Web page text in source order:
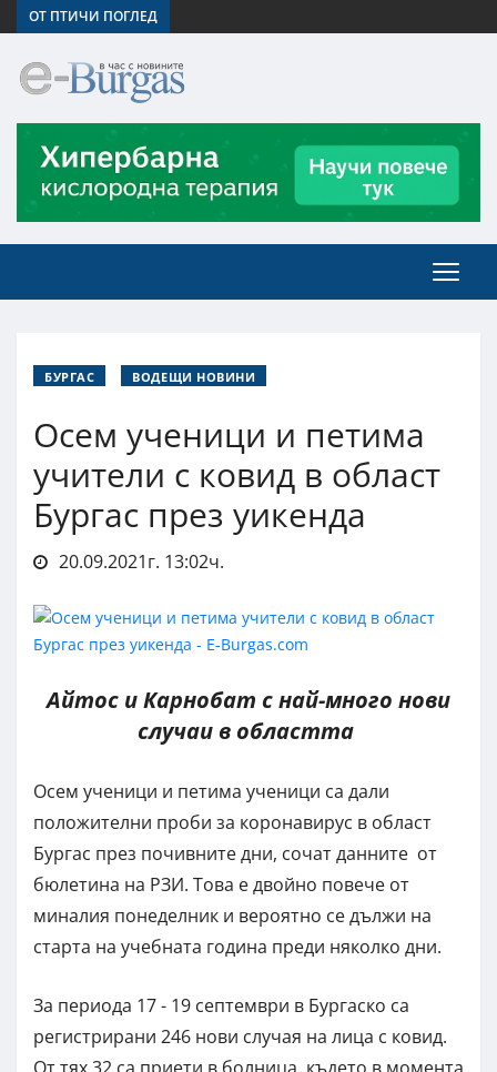
ОТ ПТИЧИ ПОГЛЕД
БУРГАС ВОДЕЩИ НОВИНИ
Осем ученици и петима
учители с ковид в област
Бургас през уикенда
20.09.2021г. 13:02ч.
Айтос и Карнобат с най-много нови
случаи в областта
Осем ученици и петима ученици са дали
положителни проби за коронавирус в област
Бургас през почивните дни, сочат данните от
бюлетина на РЗИ. Това е двойно повече от
миналия понеделник и вероятно се дължи на
старта на учебната година преди няколко дни.
За периодa 17 - 19 септември в Бургаско са
регистрирани 246 нови случая на лица с ковид.